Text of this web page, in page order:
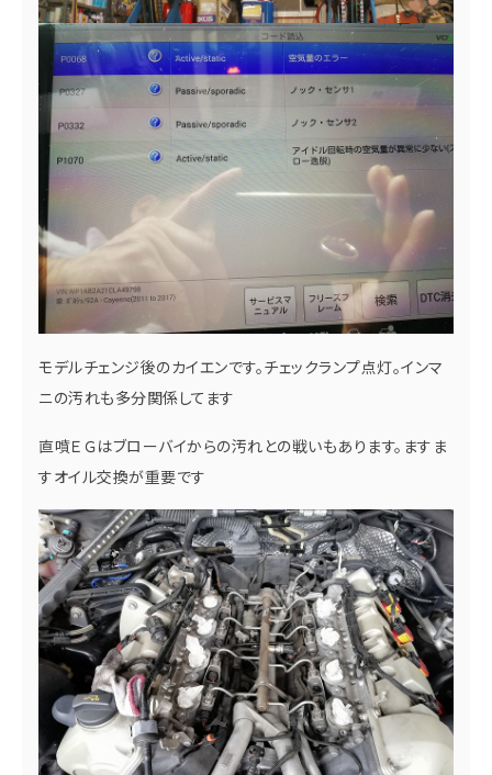
モデルチェンジ後のカイエンです。チェックランプ点灯。インマ
ニの汚れも多分関係してます
直噴ＥＧはブローバイからの汚れとの戦いもあります。ますま
すオイル交換が重要です